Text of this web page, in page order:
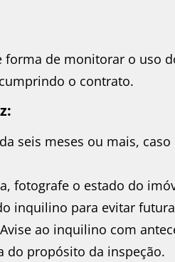
forma de monitorar o uso
o contrato.
seis meses ou mais,
fotografe o estado do
inquilino para evitar
Avise ao inquilino com
do propósito da inspeção.